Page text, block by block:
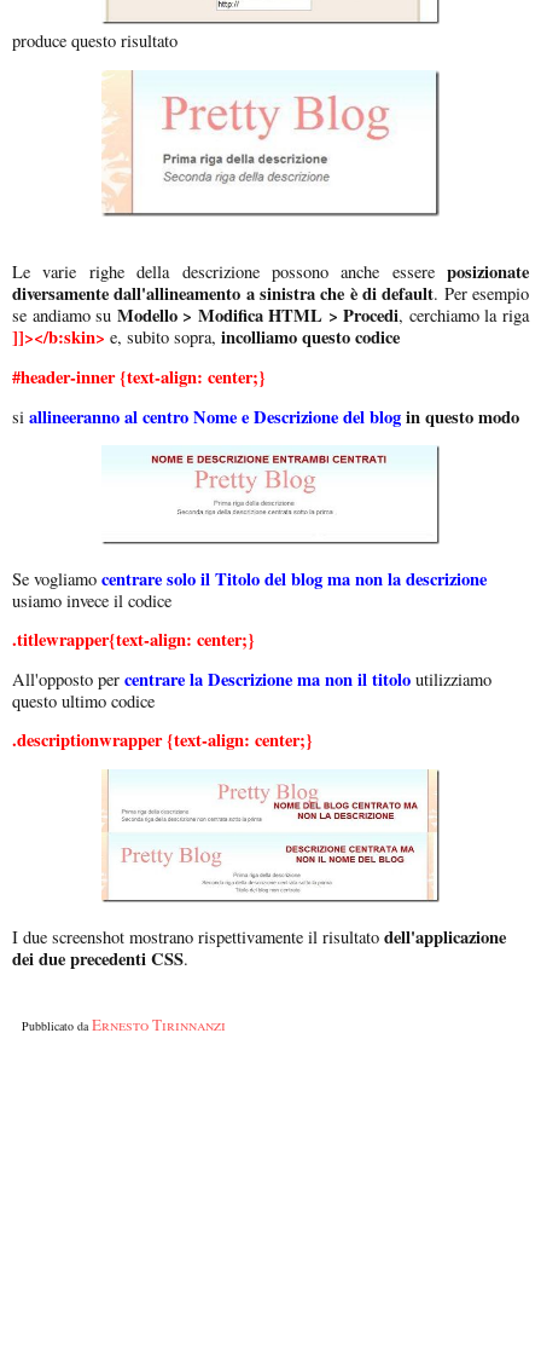
produce questo risultato
Le varie righe della descrizione possono anche essere posizionate
diversamente dall'allineamento a sinistra che è di default. Per esempio
se andiamo su Modello > Modifica HTML > Procedi, cerchiamo la riga
]]></b:skin> e, subito sopra, incolliamo questo codice
#header-inner {text-align: center;}
si allineeranno al centro Nome e Descrizione del blogin questo modo
Se vogliamo centrare solo il Titolo del blog ma non la descrizione
usiamo invece il codice
.titlewrapper{text-align: center;}
All'opposto per centrare la Descrizione ma non il titolo utilizziamo
questo ultimo codice
.descriptionwrapper {text-align: center;}
I due screenshot mostrano rispettivamente il risultato dell'applicazione
dei due precedenti CSS.
Pubblicato da Ernesto Tirinnanzi